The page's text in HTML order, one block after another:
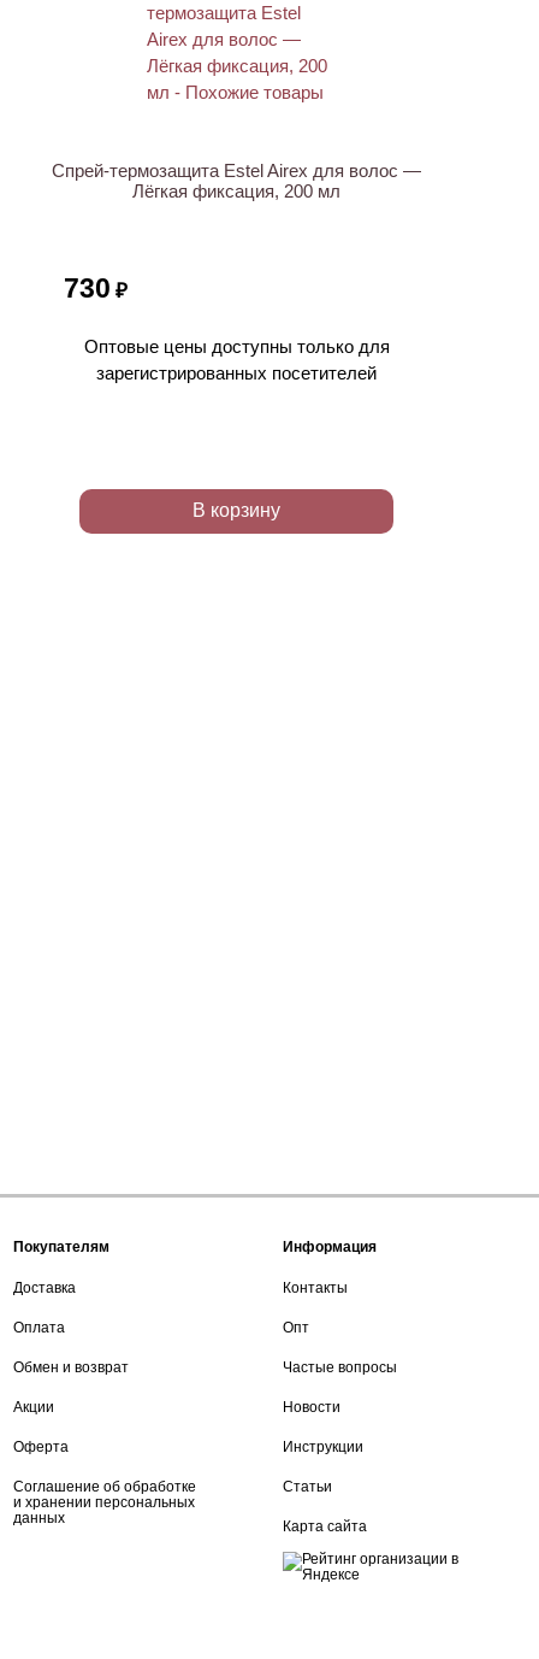
Спрей-термозащита Estel Airex для волос —
Лёгкая фиксация, 200 мл
730 ₽
Оптовые цены доступны только для
зарегистрированных посетителей
В корзину
Покупателям
Доставка
Оплата
Обмен и возврат
Акции
Оферта
Соглашение об обработке
и хранении персональных
данных
Информация
Контакты
Опт
Частые вопросы
Новости
Инструкции
Статьи
Карта сайта